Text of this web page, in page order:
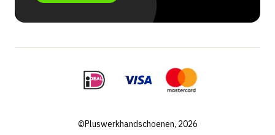
©Pluswerkhandschoenen, 2026